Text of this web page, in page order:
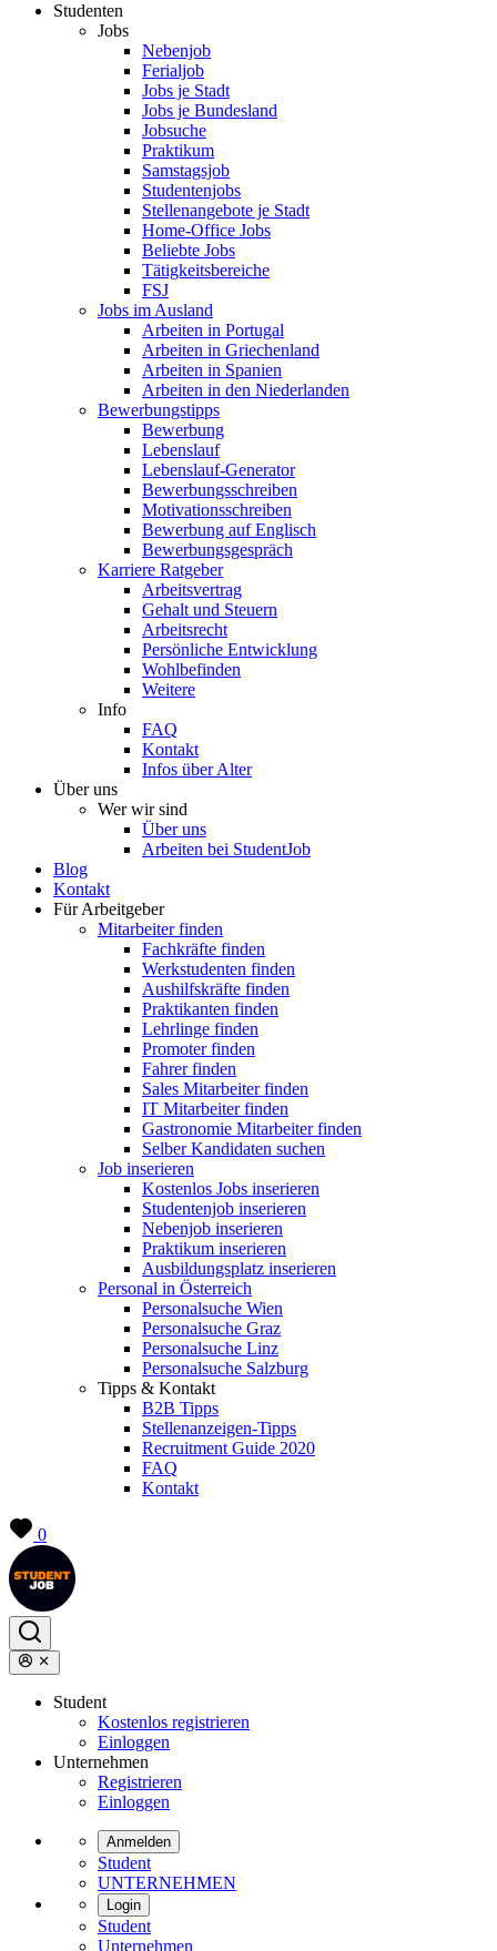
Studenten
Jobs
Nebenjob
Ferialjob
Jobs je Stadt
Jobs je Bundesland
Jobsuche
Praktikum
Samstagsjob
Studentenjobs
Stellenangebote je Stadt
Home-Office Jobs
Beliebte Jobs
Tätigkeitsbereiche
FSJ
Jobs im Ausland
Arbeiten in Portugal
Arbeiten in Griechenland
Arbeiten in Spanien
Arbeiten in den Niederlanden
Bewerbungstipps
Bewerbung
Lebenslauf
Lebenslauf-Generator
Bewerbungsschreiben
Motivationsschreiben
Bewerbung auf Englisch
Bewerbungsgespräch
Karriere Ratgeber
Arbeitsvertrag
Gehalt und Steuern
Arbeitsrecht
Persönliche Entwicklung
Wohlbefinden
Weitere
Info
FAQ
Kontakt
Infos über Alter
Über uns
Wer wir sind
Über uns
Arbeiten bei StudentJob
Blog
Kontakt
Für Arbeitgeber
Mitarbeiter finden
Fachkräfte finden
Werkstudenten finden
Aushilfskräfte finden
Praktikanten finden
Lehrlinge finden
Promoter finden
Fahrer finden
Sales Mitarbeiter finden
IT Mitarbeiter finden
Gastronomie Mitarbeiter finden
Selber Kandidaten suchen
Job inserieren
Kostenlos Jobs inserieren
Studentenjob inserieren
Nebenjob inserieren
Praktikum inserieren
Ausbildungsplatz inserieren
Personal in Österreich
Personalsuche Wien
Personalsuche Graz
Personalsuche Linz
Personalsuche Salzburg
Tipps & Kontakt
B2B Tipps
Stellenanzeigen-Tipps
Recruitment Guide 2020
FAQ
Kontakt
0
Student
Kostenlos registrieren
Einloggen
Unternehmen
Registrieren
Einloggen
Anmelden
Student
UNTERNEHMEN
Login
Student
Unternehmen